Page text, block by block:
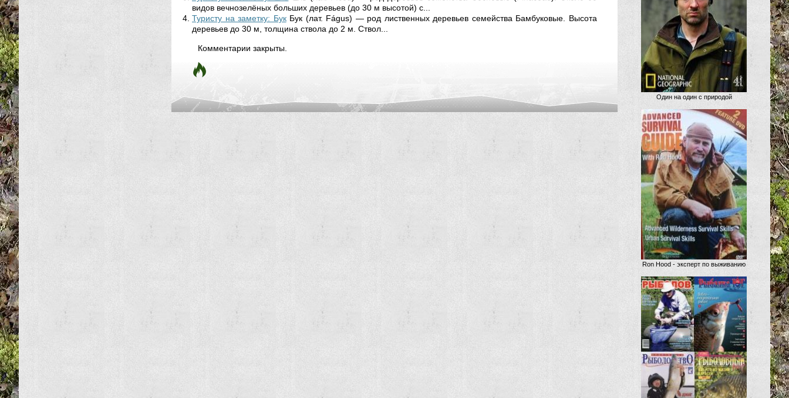
видов вечнозелёных больших деревьев (до 30 м высотой) с...
Туристу на заметку: Бук Бук (лат. Fágus) — род лиственных деревьев семейства Бамбуковые. Высота
деревьев до 30 м, толщина ствола до 2 м. Ствол...
Комментарии закрыты.
Один на один с природой
Ron Hood - эксперт по выживанию